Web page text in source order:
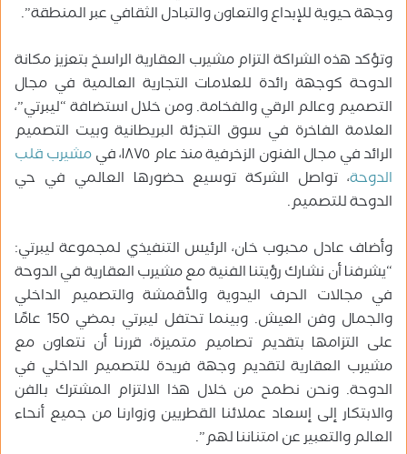
وجهة حيوية للإبداع والتعاون والتبادل الثقافي عبر المنطقة”.
وتؤكد هذه الشراكة التزام مشيرب العقارية الراسخ بتعزيز مكانة
الدوحة كوجهة رائدة للعلامات التجارية العالمية في مجال
التصميم وعالم الرقي والفخامة. ومن خلال استضافة “ليبرتي”،
العلامة الفاخرة في سوق التجزئة البريطانية وبيت التصميم
الرائد في مجال الفنون الزخرفية منذ عام ١٨٧٥، في
مشيرب قلب
الدوحة، تواصل الشركة توسيع حضورها العالمي في حي
الدوحة للتصميم.
وأضاف عادل محبوب خان، الرئيس التنفيذي لمجموعة ليبرتي:
“يشرفنا أن نشارك رؤيتنا الفنية مع مشيرب العقارية في الدوحة
في مجالات الحرف اليدوية والأقمشة والتصميم الداخلي
والجمال وفن العيش. وبينما تحتفل ليبرتي بمضي 150 عامًا
على التزامها بتقديم تصاميم متميزة، قررنا أن نتعاون مع
مشيرب العقارية لتقديم وجهة فريدة للتصميم الداخلي في
الدوحة. ونحن نطمح من خلال هذا الالتزام المشترك بالفن
والابتكار إلى إسعاد عملائنا القطريين وزوارنا من جميع أنحاء
العالم والتعبير عن امتناننا لهم”.